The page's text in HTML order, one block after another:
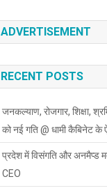
ADVERTISEMENT
RECENT POSTS
जनकल्याण, रोजगार, शिक्षा,
को नई गति @ धामी कैबिनेट के
प्रदेश में विसंगति और अनमैप्ड
CEO